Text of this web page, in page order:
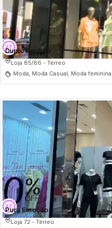
Duplo Sentido
Loja 85/86 - Térreo
Moda, Moda Casual, Moda
Pura Emoção
Loja 72 - Térreo